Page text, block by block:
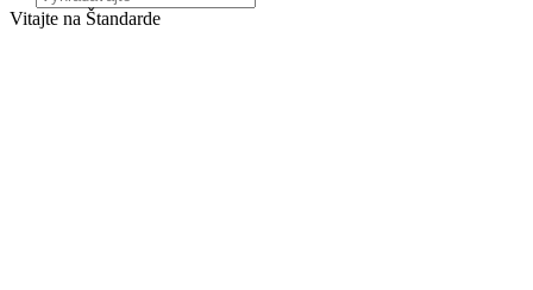
Vitajte na Štandarde